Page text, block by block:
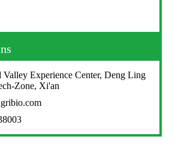
Valley Experience Center, Deng Ling
Zone, Xi'an